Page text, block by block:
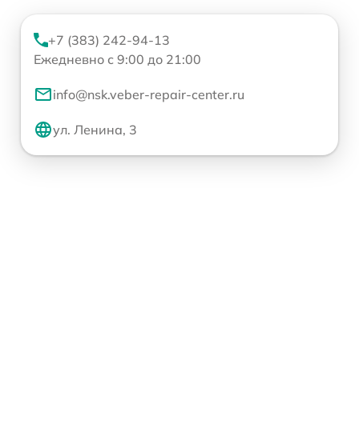
+7 (383) 242-94-13
Ежедневно с 9:00 до 21:00
info@nsk.veber-repair-center.ru
ул. Ленина, 3